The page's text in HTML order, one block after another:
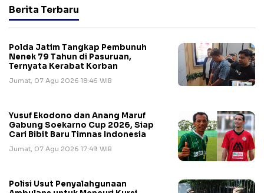
Berita Terbaru
Polda Jatim Tangkap Pembunuh
Nenek 79 Tahun di Pasuruan,
Ternyata Kerabat Korban
Jumat, 07 Agu 2026 18:46 WIB
Yusuf Ekodono dan Anang Maruf
Gabung Soekarno Cup 2026, Siap
Cari Bibit Baru Timnas Indonesia
Jumat, 07 Agu 2026 17:49 WIB
Polisi Usut Penyalahgunaan